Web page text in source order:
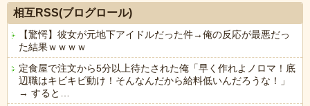
相互RSS(ブログロール)
【驚愕】彼女が元地下アイドルだった件→俺の反応が最悪だっ
た結果ｗｗｗｗ
定食屋で注文から5分以上待たされた俺「早く作れよノロマ！底
辺職はキビキビ動け！そんなんだから給料低いんだろうな！」
→ すると…